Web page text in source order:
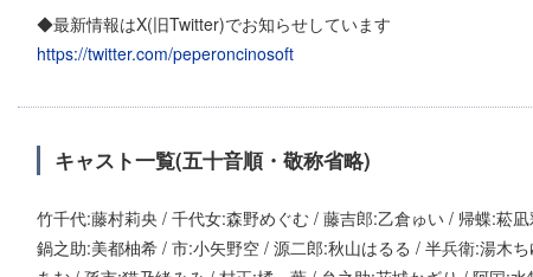
◆最新情報はX(旧Twitter)でお知らせしています
https://twitter.com/peperoncinosoft
キャスト一覧(五十音順・敬称省略)
竹千代:藤村莉央 / 千代女:森野めぐむ / 藤吉郎:乙倉ゅい / 帰蝶:菘
鍋之助:美都柚希 / 市:小矢野空 / 源二郎:秋山はるる / 半兵衛:湯木